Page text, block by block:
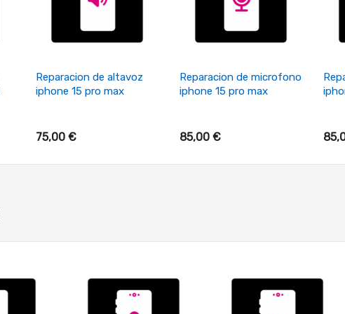
+ Añadir Al Carrito
Reparacion de altavoz
iphone 15 pro max
75,00 €
+ Añadir Al Carrito
Reparacion de microfono
iphone 15 pro max
85,00 €